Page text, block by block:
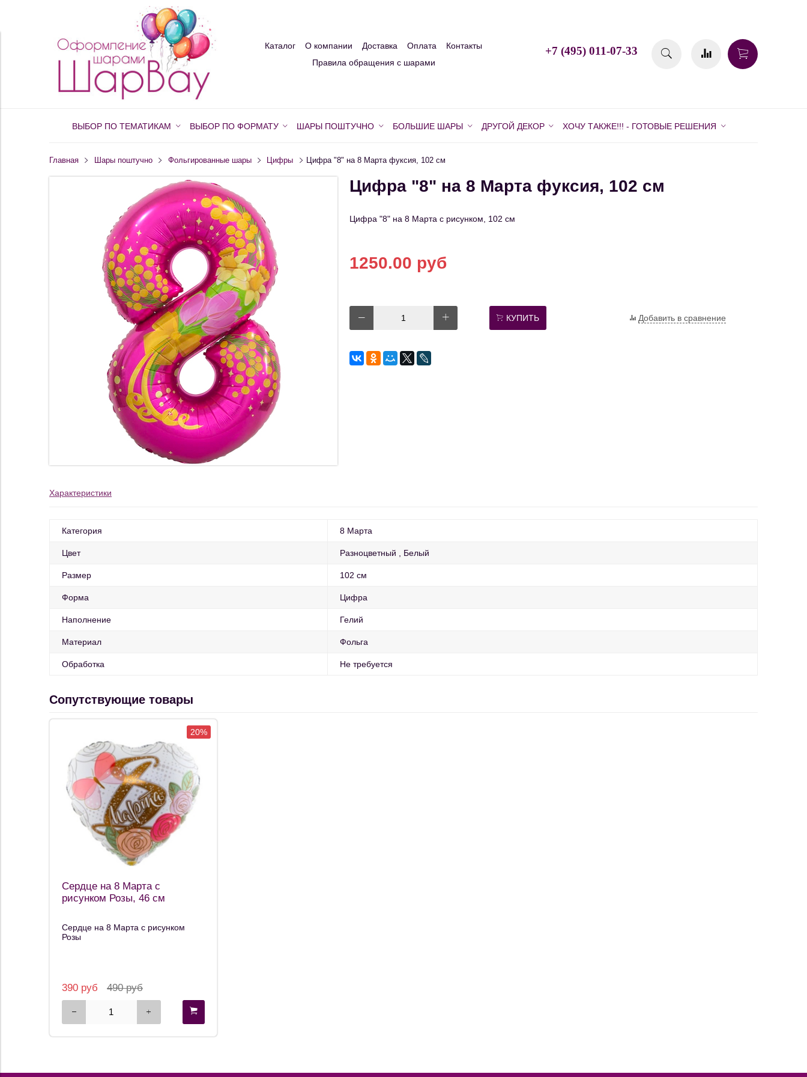
Каталог О компании Доставка Оплата
Контакты
Правила обращения с шарами
+7 (495) 011-07-33
ВЫБОР ПО ТЕМАТИКАМ ВЫБОР ПО ФОРМАТУ ШАРЫ ПОШТУЧНО БОЛЬШИЕ ШАРЫ ДРУГОЙ ДЕКОР ХОЧУ ТАКЖЕ!!! - ГОТОВЫЕ РЕШЕНИЯ
Главная Шары поштучно Фольгированные шары Цифры Цифра "8" на 8 Марта фуксия, 102 см
Цифра "8" на 8 Марта фуксия, 102 см
Цифра "8" на 8 Марта с рисунком, 102 см
1250.00 руб
КУПИТЬ Добавить в сравнение
Характеристики
Категория 8 Марта
Цвет Разноцветный Белый
Размер 102 см
Форма Цифра
Наполнение Гелий
Материал Фольга
Обработка Не требуется
Сопутствующие товары
20%
Сердце на 8 Марта с
рисунком Розы, 46 см
Сердце на 8 Марта с рисунком
Розы
390 руб 490 руб